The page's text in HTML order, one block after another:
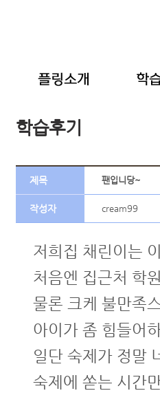
학습후기
제목 팬입니당~
작성자 cream99
저희집 채린이는
처음엔 집근처 학
물론 크케 불만족
아이가 좀 힘들어
일단 숙제가 정말
숙제에 쏟는 시간